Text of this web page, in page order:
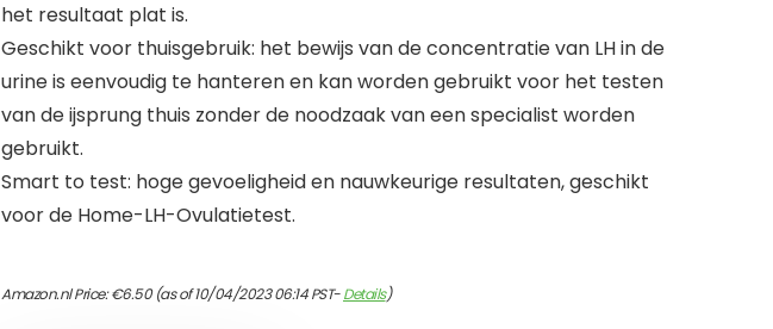
het resultaat plat is.
Geschikt voor thuisgebruik: het bewijs van de concentratie van LH in de
urine is eenvoudig te hanteren en kan worden gebruikt voor het testen
van de ijsprung thuis zonder de noodzaak van een specialist worden
gebruikt.
Smart to test: hoge gevoeligheid en nauwkeurige resultaten, geschikt
voor de Home-LH-Ovulatietest.
Amazon.nl Price:€6.50(as of 10/04/2023 06:14 PST-Details)